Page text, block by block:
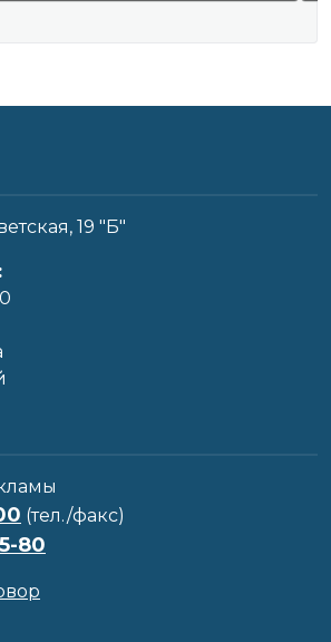
19 "Б"
(тел./факс)
80